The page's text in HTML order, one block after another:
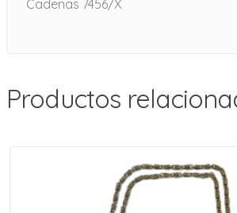
Cadenas 7456/X
Productos